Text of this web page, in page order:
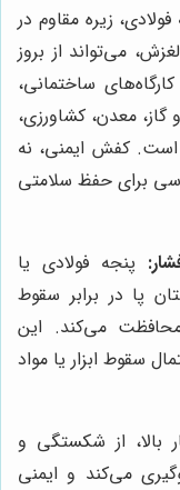
زیره مقاوم در
می‌تواند از بروز
ساختمانی،
معدن، کشاورزی،
کفش ایمنی، نه
برای حفظ سلامتی
پنجه فولادی یا
پا در برابر سقوط
می‌کند. این
سقوط ابزار یا مواد
بالا، از شکستگی و
می‌کند و ایمنی